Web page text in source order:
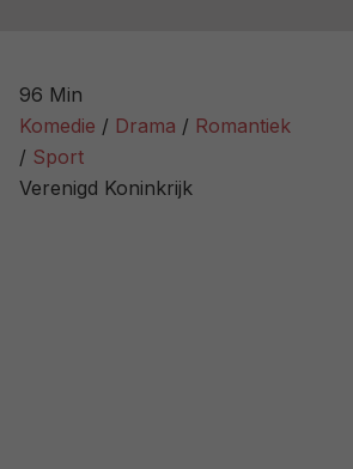
52%/ 46
3,2
96 Min
Komedie
Drama
Romantiek
Sport
Verenigd Koninkrijk